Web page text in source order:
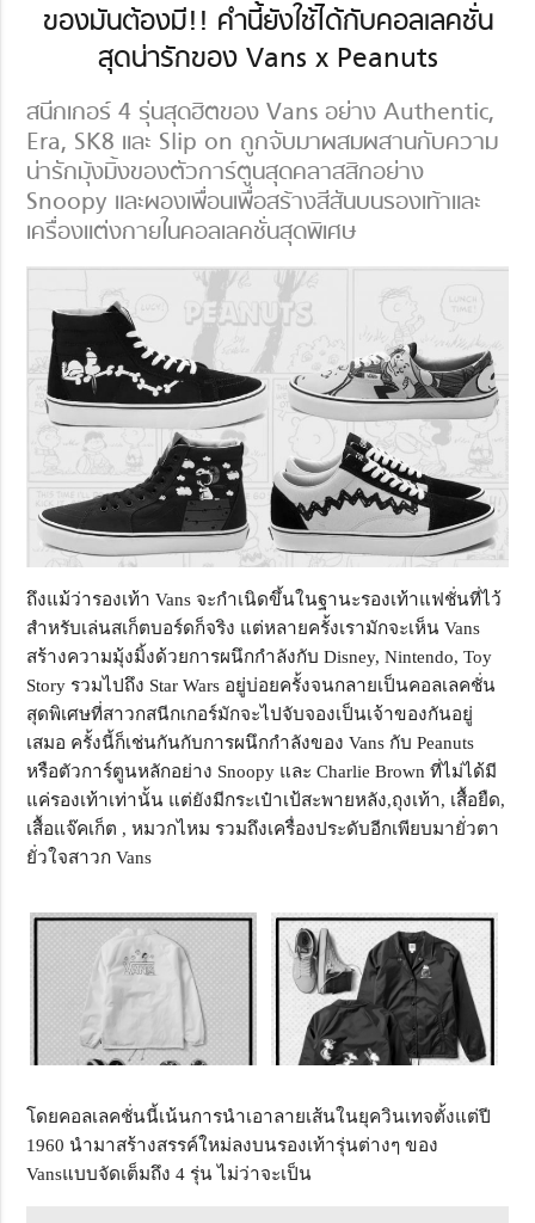
ของมันต้องมี!! คำนี้ยังใช้ได้กับคอลเลคชั่น
สุดน่ารักของ Vans x Peanuts
สนีกเกอร์ 4 รุ่นสุดฮิตของ Vans อย่าง Authentic,
Era, SK8 และ Slip on ถูกจับมาผสมผสานกับความ
น่ารักมุ้งมิ้งของตัวการ์ตูนสุดคลาสสิกอย่าง
Snoopy และผองเพื่อนเพื่อสร้างสีสันบนรองเท้าและ
เครื่องแต่งกายในคอลเลคชั่นสุดพิเศษ
ถึงแม้ว่ารองเท้า Vans จะกำเนิดขึ้นในฐานะรองเท้าแฟชั่นที่ไว้
สำหรับเล่นสเก็ตบอร์ดก็จริง แต่หลายครั้งเรามักจะเห็น Vans
สร้างความมุ้งมิ้งด้วยการผนึกกำลังกับ Disney, Nintendo, Toy
Story รวมไปถึง Star Wars อยู่บ่อยครั้งจนกลายเป็นคอลเลคชั่น
สุดพิเศษที่สาวกสนีกเกอร์มักจะไปจับจองเป็นเจ้าของกันอยู่
เสมอ ครั้งนี้ก็เช่นกันกับการผนึกกำลังของ Vans กับ Peanuts
หรือตัวการ์ตูนหลักอย่าง Snoopy และ Charlie Brown ที่ไม่ได้มี
แค่รองเท้าเท่านั้น แต่ยังมีกระเป๋าเป้สะพายหลัง,ถุงเท้า, เสื้อยืด,
เสื้อแจ๊คเก็ต , หมวกไหม รวมถึงเครื่องประดับอีกเพียบมายั่วตา
ยั่วใจสาวก Vans
โดยคอลเลคชั่นนี้เน้นการนำเอาลายเส้นในยุควินเทจตั้งแต่ปี
1960 นำมาสร้างสรรค์ใหม่ลงบนรองเท้ารุ่นต่างๆ ของ
Vansแบบจัดเต็มถึง 4 รุ่น ไม่ว่าจะเป็น